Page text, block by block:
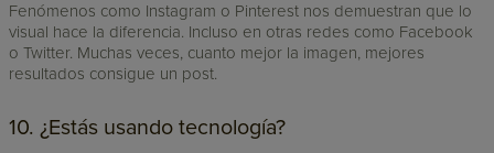
Fenómenos como Instagram o Pinterest nos demuestran que lo
visual hace la diferencia. Incluso en otras redes como Facebook
o Twitter. Muchas veces, cuanto mejor la imagen, mejores
resultados consigue un post.
10. ¿Estás usando tecnología?